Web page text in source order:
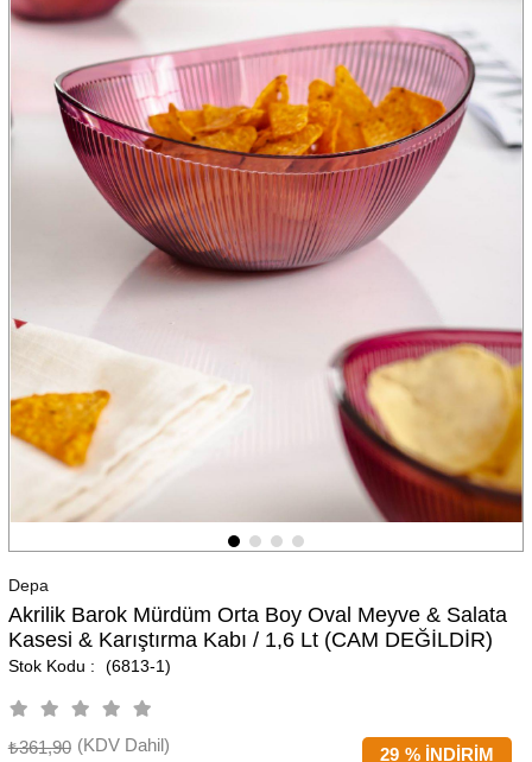
Depa
Akrilik Barok Mürdüm Orta Boy Oval Meyve & Salata
Kasesi & Karıştırma Kabı / 1,6 Lt (CAM DEĞİLDİR)
(6813-1)
%
29 İNDIRIM
₺361,90 (KDV Dahil)